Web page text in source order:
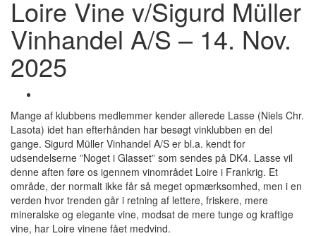
Loire Vine v/Sigurd Müller
Vinhandel A/S – 14. Nov.
2025
Mange af klubbens medlemmer kender allerede Lasse (Niels Chr.
Lasota) idet han efterhånden har besøgt vinklubben en del
gange. Sigurd Müller Vinhandel A/S er bl.a. kendt for
udsendelserne ”Noget i Glasset” som sendes på DK4. Lasse vil
denne aften føre os igennem vinområdet Loire i Frankrig. Et
område, der normalt ikke får så meget opmærksomhed, men i en
verden hvor trenden går i retning af lettere, friskere, mere
mineralske og elegante vine, modsat de mere tunge og kraftige
vine, har Loire vinene fået medvind.